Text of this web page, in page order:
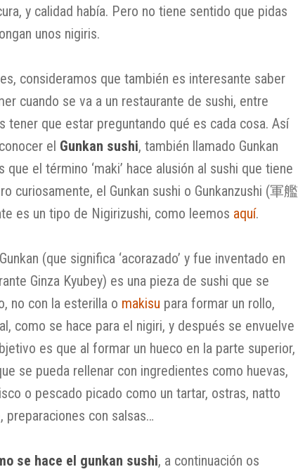
y calidad había. Pero no tiene sentido que pidas
unos nigiris.
consideramos que también es interesante saber
cuando se va a un restaurante de sushi, entre
tener que estar preguntando qué es cada cosa. Así
el Gunkan sushi, también llamado Gunkan
que el término ‘maki’ hace alusión al sushi que tiene
curiosamente, el Gunkan sushi o Gunkanzushi (軍艦
es un tipo de Nigirizushi, como leemos aquí.
(que significa ‘acorazado’ y fue inventado en
Ginza Kyubey) es una pieza de sushi que se
no con la esterilla o makisu para formar un rollo,
como se hace para el nigiri, y después se envuelve
es que al formar un hueco en la parte superior,
se pueda rellenar con ingredientes como huevas,
o pescado picado como un tartar, ostras, natto
preparaciones con salsas…
se hace el gunkan sushi, a continuación os